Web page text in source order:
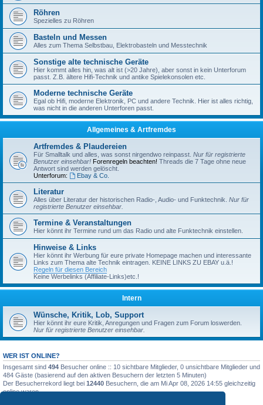
Röhren
Spezielles zu Röhren
Basteln und Messen
Alles zum Thema Selbstbau, Elektrobasteln und Messtechnik
Sonstige alte technische Geräte
Hier kommt alles hin, was alt ist (>20 Jahre), aber sonst in kein Unterforum
passt. Z.B. ältere Hifi-Technik und antike Spielekonsolen etc.
Moderne technische Geräte
Egal ob Hifi, moderne Elektronik, PC und andere Technik. Hier ist alles richtig,
was nicht in die anderen Unterforen passt.
Allgemeines & Artfremdes
Artfremdes & Plaudereien
Für Smalltalk und alles, was sonst nirgendwo reinpasst. Nur für registrierte
Benutzer einsehbar! Forenregeln beachten! Threads die 7 Tage ohne neue
Antwort sind werden gelöscht.
Unterforum:
Ebay & Co.
Literatur
Alles über Literatur der historischen Radio-, Audio- und Funktechnik. Nur für
registrierte Benutzer einsehbar.
Termine & Veranstaltungen
Hier könnt ihr Termine rund um das Radio und alte Funktechnik einstellen.
Hinweise & Links
Hier könnt ihr Werbung für eure private Homepage machen und interessante
Links zum Thema alte Technik eintragen. KEINE LINKS ZU EBAY u.ä.!
Regeln für diesen Bereich
Keine Werbelinks (Affiliate-Links)etc.!
Intern
Wünsche, Kritik, Lob, Support
Hier könnt ihr eure Kritik, Anregungen und Fragen zum Forum loswerden.
Nur für registrierte Benutzer einsehbar.
WER IST ONLINE?
Insgesamt sind 494 Besucher online :: 10 sichtbare Mitglieder, 0 unsichtbare Mitglieder und
484 Gäste (basierend auf den aktiven Besuchern der letzten 5 Minuten)
Der Besucherrekord liegt bei 12440 Besuchern, die am Mi Apr 08, 2026 14:55 gleichzeitig
online waren.